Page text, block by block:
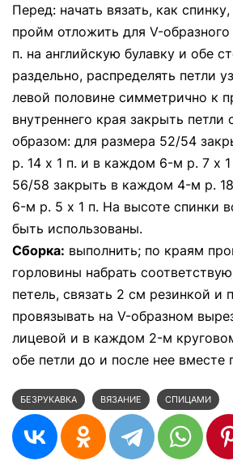
Перед: начать вязать, как
пройм отложить для V-
п. на английскую булавку и обе
раздельно, распределять петли
левой половине симметрично к
внутреннего края закрыть
образом: для размера 52/54
р. 14 х 1 п. и в каждом 6-м р. 7 х
56/58 закрыть в каждом 4-м р.
6-м р. 5 х 1 п. На высоте спинки
быть использованы.
Сборка: выполнить; по краям
горловины набрать
петель, связать 2 см резинкой и
провязывать на V-образном
лицевой и в каждом 2-м
обе петли до и после нее вместе
БЕЗРУКАВКА ВЯЗАНИЕ СПИЦАМИ